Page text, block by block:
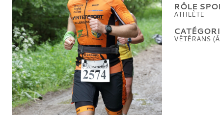
RÔLE
ATHLÈTE
VÉTÉRANS